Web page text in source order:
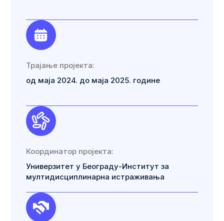
Трајање пројекта:
од маја 2024. до маја 2025. године
Координатор пројекта:
Универзитет у Београду-Институт за
мултидисциплинарна истраживања